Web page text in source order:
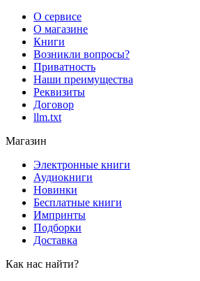
О сервисе
О магазине
Книги
Возникли вопросы?
Приватность
Наши преимущества
Реквизиты
Договор
llm.txt
Магазин
Электронные книги
Аудиокниги
Новинки
Бесплатные книги
Импринты
Подборки
Доставка
Как нас найти?